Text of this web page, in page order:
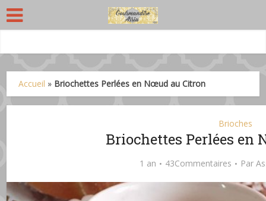
Accueil » Briochettes Perlées en Nœud au Citron
Brioches
Briochettes Perlées en
1 an 43Commentaires Par